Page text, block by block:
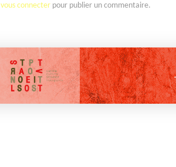
vous connecterpour publier un commentaire.